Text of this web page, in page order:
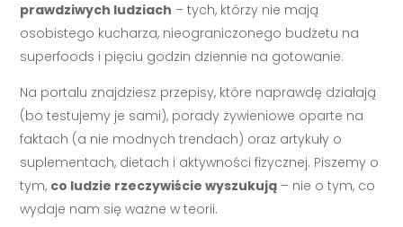
prawdziwych ludziach – tych, którzy nie mają
osobistego kucharza, nieograniczonego budżetu na
superfoods i pięciu godzin dziennie na gotowanie.
Na portalu znajdziesz przepisy, które naprawdę działają
(bo testujemy je sami), porady żywieniowe oparte na
faktach (a nie modnych trendach) oraz artykuły o
suplementach, dietach i aktywności fizycznej. Piszemy o
tym, co ludzie rzeczywiście wyszukują – nie o tym, co
wydaje nam się ważne w teorii.